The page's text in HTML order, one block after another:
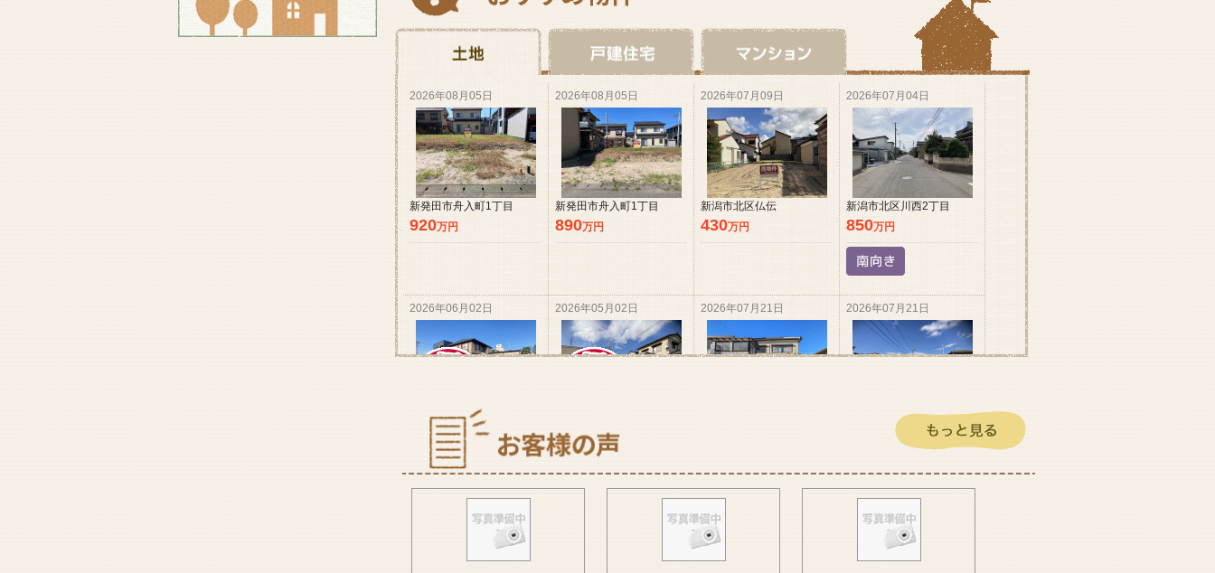
2026年08月05日
新発田市舟入町1丁目
920万円
2026年08月05日
新発田市舟入町1丁目
890万円
2026年07月09日
新潟市北区仏伝
430万円
2026年07月04日
新潟市北区川西2丁目
850万円
2026年06月02日
新潟市北区内島見
750万円
2026年05月02日
980万円
2026年07月21日 2026年07月21日
新潟市北区早通北1丁目
万円
2026年07月12日
2026年07月21日
新発田市大手町4丁目
480
2026年03月18日
新潟市北区つくし野2丁目
930万円